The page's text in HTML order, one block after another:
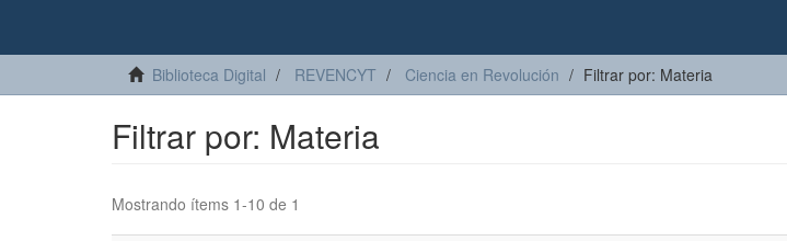
Biblioteca Digital REVENCYT Ciencia en Revolución Filtrar por: Materia
Filtrar por: Materia
Mostrando ítems 1-10 de 1